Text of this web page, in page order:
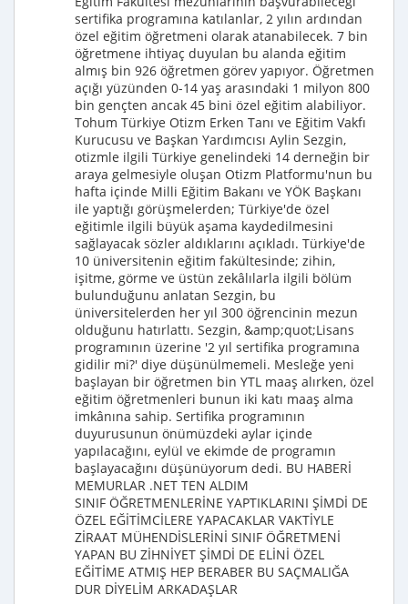
sertifika programına katılanlar, 2 yılın ardından
özel eğitim öğretmeni olarak atanabilecek. 7 bin
öğretmene ihtiyaç duyulan bu alanda eğitim
almış bin 926 öğretmen görev yapıyor. Öğretmen
açığı yüzünden 0-14 yaş arasındaki 1 milyon 800
bin gençten ancak 45 bini özel eğitim alabiliyor.
Tohum Türkiye Otizm Erken Tanı ve Eğitim Vakfı
Kurucusu ve Başkan Yardımcısı Aylin Sezgin,
otizmle ilgili Türkiye genelindeki 14 derneğin bir
araya gelmesiyle oluşan Otizm Platformu'nun bu
hafta içinde Milli Eğitim Bakanı ve YÖK Başkanı
ile yaptığı görüşmelerden; Türkiye'de özel
eğitimle ilgili büyük aşama kaydedilmesini
sağlayacak sözler aldıklarını açıkladı. Türkiye'de
10 üniversitenin eğitim fakültesinde; zihin,
işitme, görme ve üstün zekâlılarla ilgili bölüm
bulunduğunu anlatan Sezgin, bu
üniversitelerden her yıl 300 öğrencinin mezun
olduğunu hatırlattı. Sezgin, &amp;quot;Lisans
programının üzerine '2 yıl sertifika programına
gidilir mi?' diye düşünülmemeli. Mesleğe yeni
başlayan bir öğretmen bin YTL maaş alırken, özel
eğitim öğretmenleri bunun iki katı maaş alma
imkânına sahip. Sertifika programının
duyurusunun önümüzdeki aylar içinde
yapılacağını, eylül ve ekimde de programın
başlayacağını düşünüyorum dedi. BU HABERİ
MEMURLAR .NET TEN ALDIM
SINIF ÖĞRETMENLERİNE YAPTIKLARINI ŞİMDİ DE
ÖZEL EĞİTİMCİLERE YAPACAKLAR VAKTİYLE
ZİRAAT MÜHENDİSLERİNİ SINIF ÖĞRETMENİ
YAPAN BU ZİHNİYET ŞİMDİ DE ELİNİ ÖZEL
EĞİTİME ATMIŞ HEP BERABER BU SAÇMALIĞA
DUR DİYELİM ARKADAŞLAR